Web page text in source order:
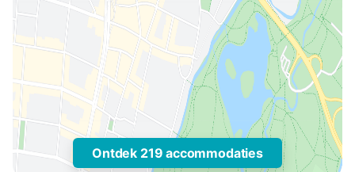
Ontdek 219 accommodaties